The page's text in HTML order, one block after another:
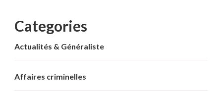
Categories
Actualités & Généraliste
Affaires criminelles